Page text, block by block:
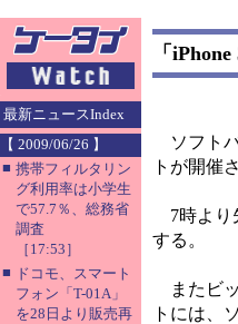
最新ニュースIndex
【 2009/06/26 】
■ 携帯フィルタリン
グ利用率は小学生
で57.7％、総務省
調査
［17:53］
■ ドコモ、スマート
フォン「T-01A」
を28日より販売再
「
ソフトバ
トが開催
7時より
する。
またビッ
トには、